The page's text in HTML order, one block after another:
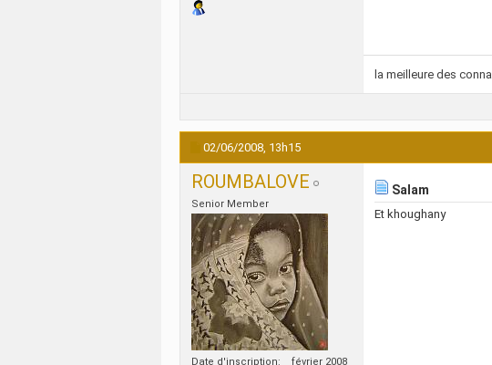
la meilleure des
02/06/2008, 13h15
ROUMBALOVE
Senior Member
Date d'inscription
février 2008
Salam
Et khoughany